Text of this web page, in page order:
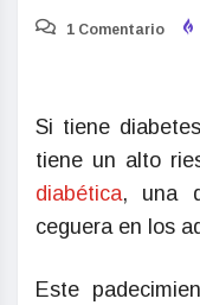
1 Comentario
Si tiene
tiene un alto
diabética, una
ceguera en los
Este